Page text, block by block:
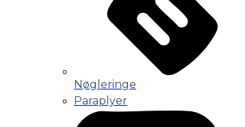
Nøgleringe
Paraplyer